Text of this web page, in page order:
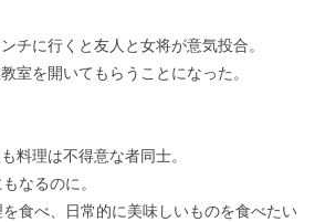
チに行くと友人と女将が意気投合。
室を開いてもらうことになった。
料理は不得意な者同士。
なるのに。
食べ、日常的に美味しいものを食べたい